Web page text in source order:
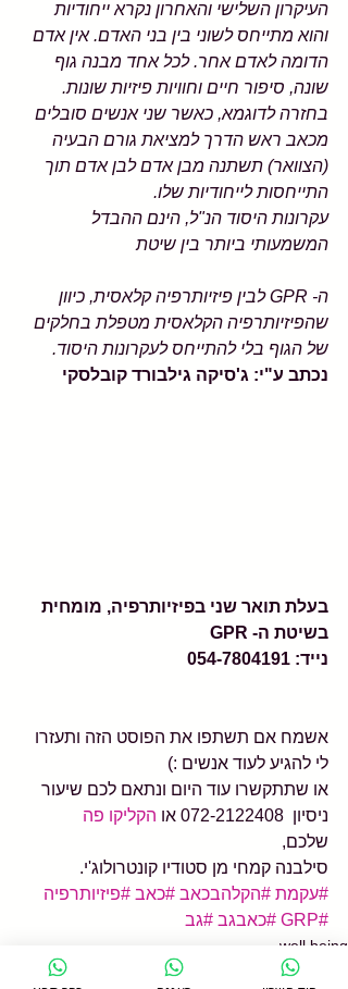
העיקרון השלישי והאחרון נקרא ייחודיות
והוא מתייחס לשוני בין בני האדם. אין אדם
הדומה לאדם אחר. לכל אחד מבנה גוף
שונה, סיפור חיים וחוויות פיזיות שונות.
בחזרה לדוגמא, כאשר שני אנשים סובלים
מכאב ראש הדרך למציאת גורם הבעיה
(הצוואר) תשתנה מבן אדם לבן אדם תוך
התייחסות לייחודיות שלו.
עקרונות היסוד הנ"ל, הינם ההבדל
המשמעותי ביותר בין שיטת
ה- GPR לבין פיזיותרפיה קלאסית, כיוון
שהפיזיותרפיה הקלאסית מטפלת בחלקים
של הגוף בלי להתייחס לעקרונות היסוד.
נכתב ע"י: ג'סיקה גילבורד קובלסקי
בעלת תואר שני בפיזיותרפיה, מומחית
בשיטת ה- GPR
נייד: 054-7804191
אשמח אם תשתפו את הפוסט הזה ותעזרו
לי להגיע לעוד אנשים :)
או שתתקשרו עוד היום ונתאם לכם שיעור
ניסיון  072-2122408 או
הקליקו פה
שלכם,
סילבנה קמחי מן סטודיו קונטרולוג'י.
#עקמת #הקלהבכאב #כאב #פיזיותרפיה
#GRP
#כאבגב #גב
well being